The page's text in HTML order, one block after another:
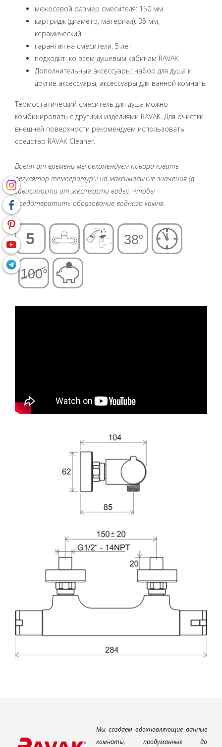
межосевой размер смесителя: 150 мм
картридж (диаметр, материал): 35 мм,
керамический
гарантия на смесители: 5 лет
подходит: ко всем душевым кабинам RAVAK
Дополнительные аксессуары: набор для душа и
другие аксессуары, аксессуары для ванной комнаты
Термостатический смеситель для душа можно
комбинировать с другими изделиями RAVAK. Для очистки
внешней поверхности рекомендуем использовать
средство RAVAK Cleaner.
Время от времени мы рекомендуем поворачивать
регулятор температуры на максимальные значения (в
зависимости от жесткости воды), чтобы
предотвратить образование водного камня.
Мы создаем вдохновляющие ванные
комнаты, продуманные до